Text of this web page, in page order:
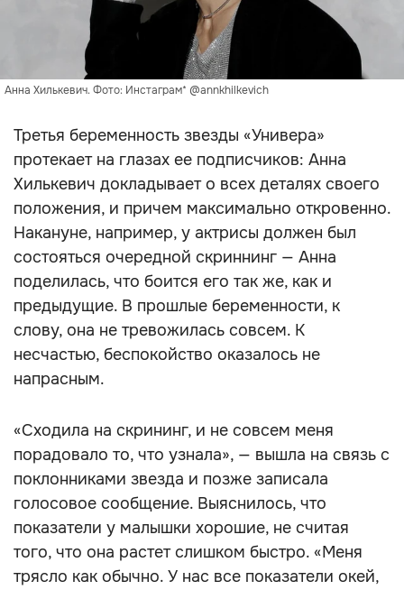
Анна Хилькевич. Фото: Инстаграм* @annkhilkevich
Третья беременность звезды «Универа»
протекает на глазах ее подписчиков: Анна
Хилькевич докладывает о всех деталях своего
положения, и причем максимально откровенно.
Накануне, например, у актрисы должен был
состояться очередной скриннинг — Анна
поделилась, что боится его так же, как и
предыдущие. В прошлые беременности, к
слову, она не тревожилась совсем. К
несчастью, беспокойство оказалось не
напрасным.
«Сходила на скрининг, и не совсем меня
порадовало то, что узнала», — вышла на связь с
поклонниками звезда и позже записала
голосовое сообщение. Выяснилось, что
показатели у малышки хорошие, не считая
того, что она растет слишком быстро. «Меня
трясло как обычно. У нас все показатели окей,